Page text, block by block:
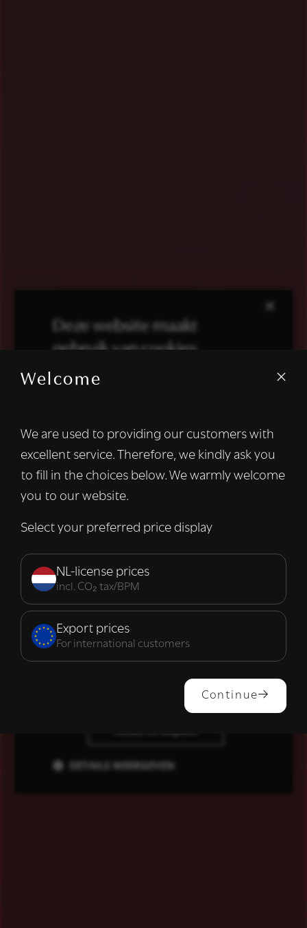
Welcome
We are used to providing our customers with
excellent service. Therefore, we kindly ask you
to fill in the choices below. We warmly welcome
you to our website.
Select your preferred price display
NL-license prices
incl. CO₂ tax/BPM
Export prices
For international customers
Continue
×
Deze website maakt
gebruik van cookies.
We gebruiken cookies om inhoud en
informatie over uw gebruik van onze site
met onze advertentie- en analysepartners,
die deze kunnen combineren met andere
informatie die u aan hen heeft verstrekt of
van hun diensten. Lees verder
Strikt
noodzakelijk
Prestatie Targeting
ALLES ACCEPTEREN
DETAILS WEERGEVEN